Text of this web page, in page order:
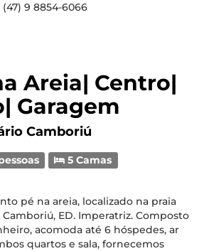
Areia| Centro|
Garagem
Camboriú
5 Camas
pé na areia, localizado na praia
ED. Imperatriz. Composto
acomoda até 6 hóspedes, ar
quartos e sala, fornecemos
(47) 9 8854-6066